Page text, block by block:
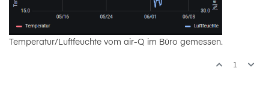
Temperatur/Luftfeuchte vom air-Q im Büro gemessen.
1